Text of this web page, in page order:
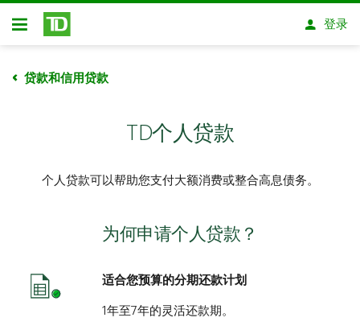
跳转到主要内容
开放式房屋贷款
登录
贷款和信用贷款
TD个人贷款
个人贷款可以帮助您支付大额消费或整合高息债务。
为何申请个人贷款？
适合您预算的分期还款计划
1年至7年的灵活还款期。